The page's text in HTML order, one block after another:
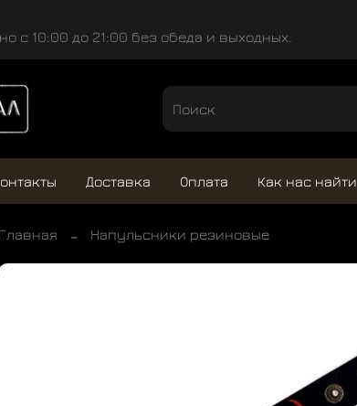
с 10:00 до 21:00 без обеда и выходных.
Доставка Оплата Как нас найти
Главная Напульсники резиновые